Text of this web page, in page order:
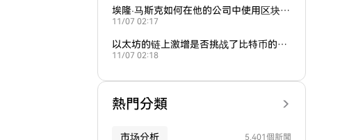
埃隆·马斯克如何在他的公司中使用区块链
或加密货币？
11/07 02:17
以太坊的链上激增是否挑战了比特币的主
导地位？
11/07 02:18
熱門分類
市场分析 5,401個新聞